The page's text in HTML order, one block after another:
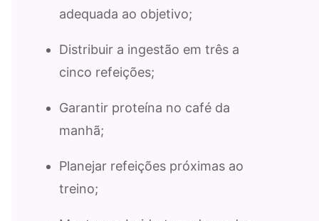
adequada ao objetivo;
Distribuir a ingestão em três a
cinco refeições;
Garantir proteína no café da
manhã;
Planejar refeições próximas ao
treino;